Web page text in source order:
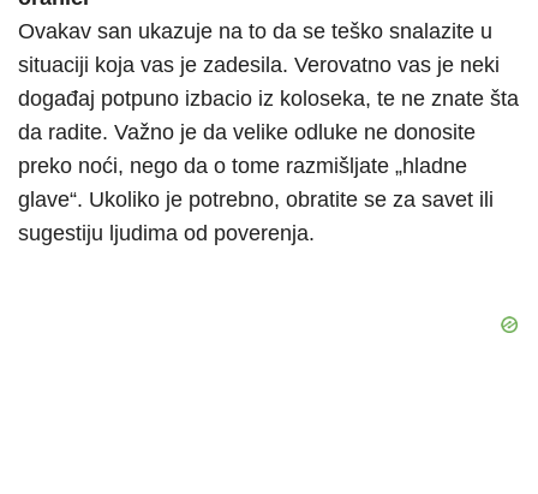
Ovakav san ukazuje na to da se teško snalazite u
situaciji koja vas je zadesila. Verovatno vas je neki
događaj potpuno izbacio iz koloseka, te ne znate šta
da radite. Važno je da velike odluke ne donosite
preko noći, nego da o tome razmišljate „hladne
glave“. Ukoliko je potrebno, obratite se za savet ili
sugestiju ljudima od poverenja.